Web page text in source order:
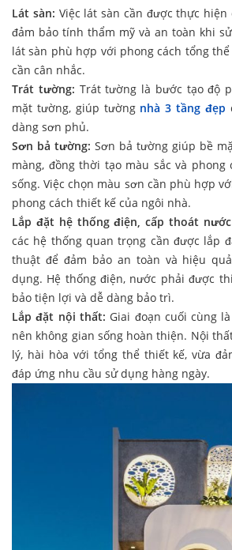
Lát sàn: Việc lát sàn cần được thực
đảm bảo tính thẩm mỹ và an toàn khi
lát sàn phù hợp với phong cách tổng
cần cân nhắc.
Trát tường: Trát tường là bước tạo độ
mặt tường, giúp tường nhà 3 tầng đẹp
dàng sơn phủ.
Sơn bả tường: Sơn bả tường giúp bề
màng, đồng thời tạo màu sắc và phong
sống. Việc chọn màu sơn cần phù hợp
phong cách thiết kế của ngôi nhà.
Lắp đặt hệ thống điện, cấp thoát
các hệ thống quan trọng cần được lắp
thuật để đảm bảo an toàn và hiệu
dụng. Hệ thống điện, nước phải được
bảo tiện lợi và dễ dàng bảo trì.
Lắp đặt nội thất: Giai đoạn cuối cùng
nên không gian sống hoàn thiện. Nội
lý, hài hòa với tổng thể thiết kế, vừa
đáp ứng nhu cầu sử dụng hàng ngày.